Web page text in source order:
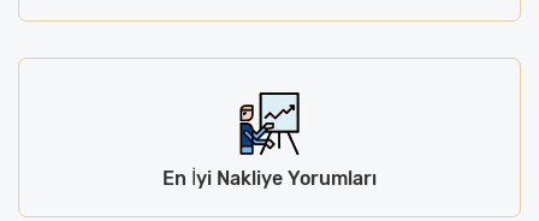
En İyi Nakliye Yorumları